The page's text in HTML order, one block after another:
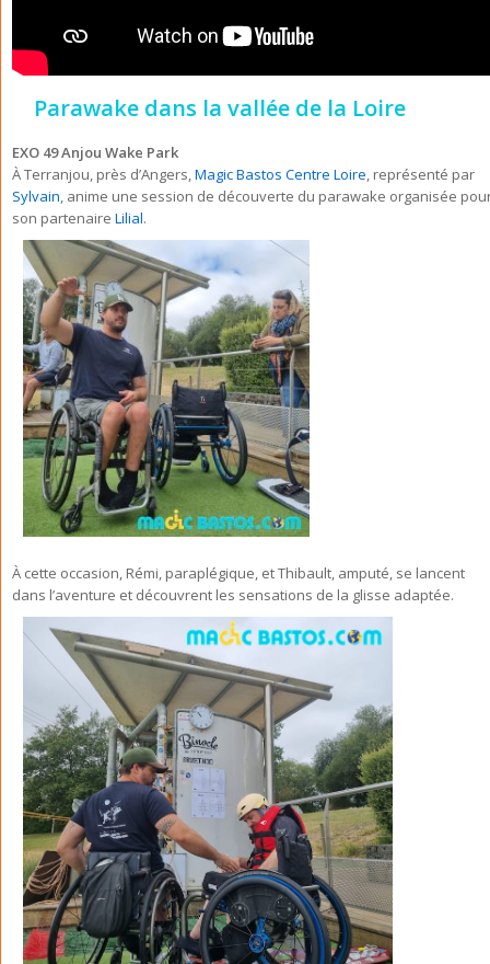
Parawake dans la vallée de la Loire
EXO 49 Anjou Wake Park
À Terranjou, près d’Angers,Magic Bastos Centre Loire, représenté par
Sylvain, anime une session de découverte du parawake organisée
son partenaire Lilial.
À cette occasion, Rémi, paraplégique, et Thibault, amputé, se lancent
dans l’aventure et découvrent les sensations de la glisse adaptée.